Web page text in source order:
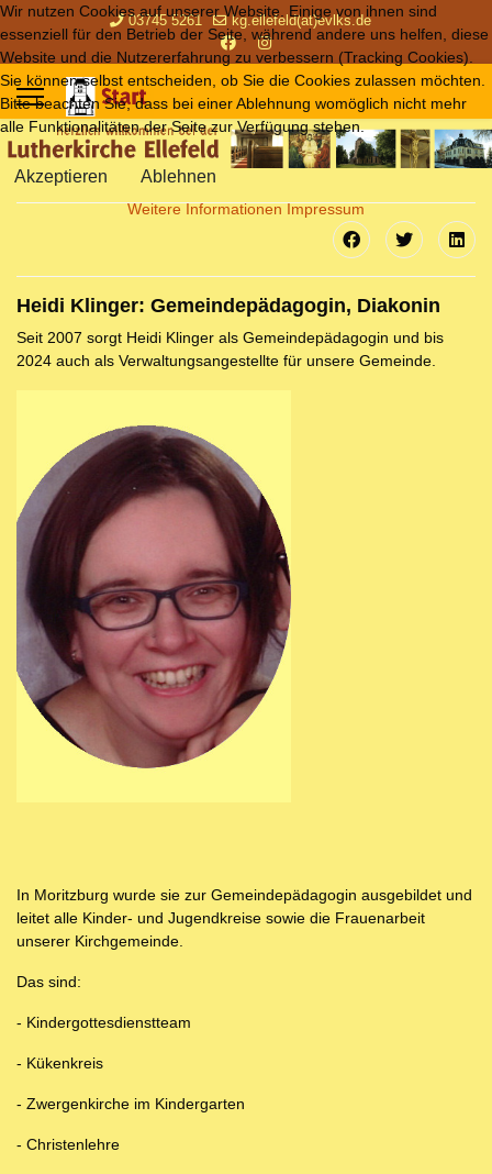
03745 5261 kg.ellefeld(at)evlks.de
Heidi Klinger: Gemeindepädagogin, Diakonin
Seit 2007 sorgt Heidi Klinger als Gemeindepädagogin und bis
2024 auch als Verwaltungsangestellte für unsere Gemeinde.
In Moritzburg wurde sie zur Gemeindepädagogin ausgebildet und
leitet alle Kinder- und Jugendkreise sowie die Frauenarbeit
unserer Kirchgemeinde.
Das sind:
- Kindergottesdienstteam
- Kükenkreis
- Zwergenkirche im Kindergarten
- Christenlehre
Wir nutzen Cookies auf unserer Website. Einige von ihnen sind
essenziell für den Betrieb der Seite, während andere uns helfen, diese
Website und die Nutzererfahrung zu verbessern (Tracking Cookies).
Sie können selbst entscheiden, ob Sie die Cookies zulassen möchten.
Bitte beachten Sie, dass bei einer Ablehnung womöglich nicht mehr
alle Funktionalitäten der Seite zur Verfügung stehen.
Akzeptieren Ablehnen
Weitere Informationen Impressum